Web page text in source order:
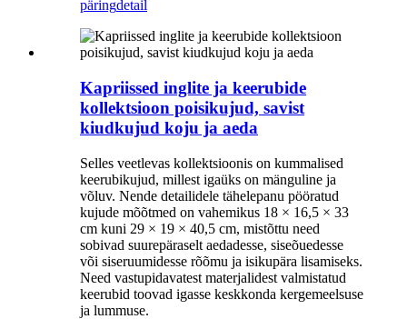
päringdetail
Kapriissed inglite ja keerubide
kollektsioon poisikujud, savist
kiudkujud koju ja aeda
Selles veetlevas kollektsioonis on kummalised
keerubikujud, millest igaüks on mänguline ja
võluv. Nende detailidele tähelepanu pööratud
kujude mõõtmed on vahemikus 18 × 16,5 × 33
cm kuni 29 × 19 × 40,5 cm, mistõttu need
sobivad suurepäraselt aedadesse, siseõuedesse
või siseruumidesse rõõmu ja isikupära lisamiseks.
Need vastupidavatest materjalidest valmistatud
keerubid toovad igasse keskkonda kergemeelsuse
ja lummuse.